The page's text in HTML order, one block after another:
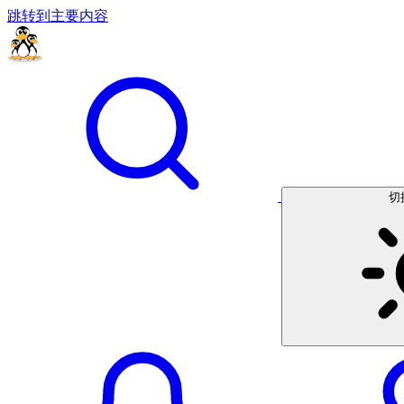
跳转到主要内容
切